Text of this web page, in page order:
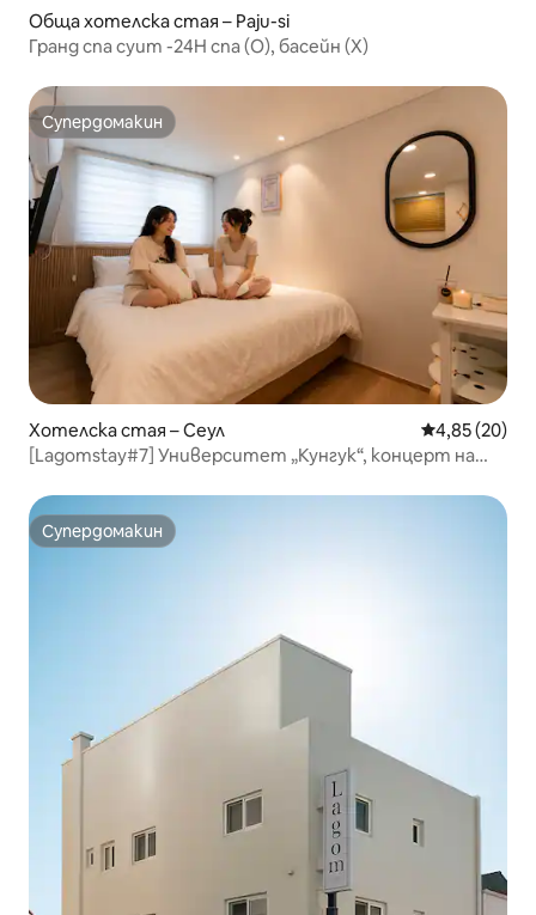
Обща хотелска стая – Paju-si
Гранд спа суит -24H спа (O), басейн (X)
Супердомакин
Супердомакин
Хотелска стая – Сеул Средна
4,85 (20)
[Lagomstay#7] Университет „Кунгук“, концерт на
Мьондонг, Джонгно, Донгдаемун, река Ханган
Супердомакин
Супердомакин